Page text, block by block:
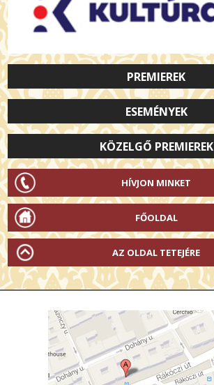
PREMIEREK
ESEMÉNYEK
KÖZELGŐ PREMIEREK
HÍVJON MINKET
FŐOLDAL
AZ OLDAL TETEJÉRE